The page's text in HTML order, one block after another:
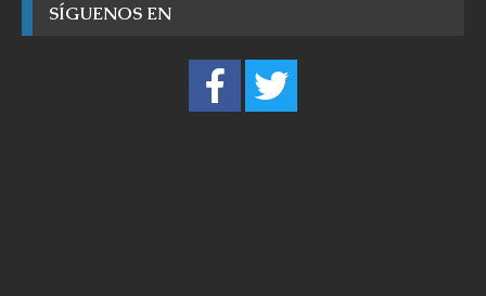
SÍGUENOS EN